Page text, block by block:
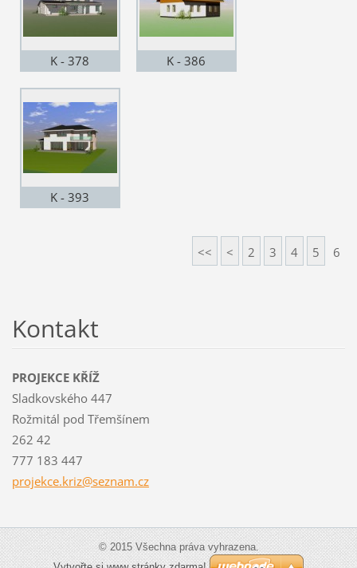
K - 378 K - 386
K - 393
<< < 2 3 4 5 6
Kontakt
PROJEKCE KŘÍŽ
Sladkovského 447
Rožmitál pod Třemšínem
262 42
777 183 447
projekce.kriz@seznam.cz
© 2015 Všechna práva vyhrazena.